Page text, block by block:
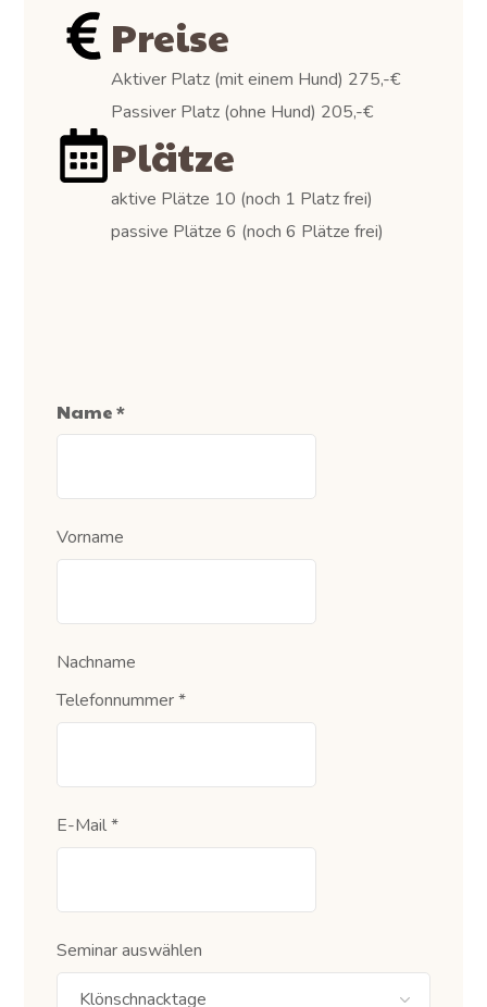
Preise
Aktiver Platz (mit einem Hund) 275,-€
Passiver Platz (ohne Hund) 205,-€
Plätze
aktive Plätze 10 (noch 1 Platz frei)
passive Plätze 6 (noch 6 Plätze frei)
Name*
Vorname
Nachname
Telefonnummer*
E-Mail*
Seminar auswählen